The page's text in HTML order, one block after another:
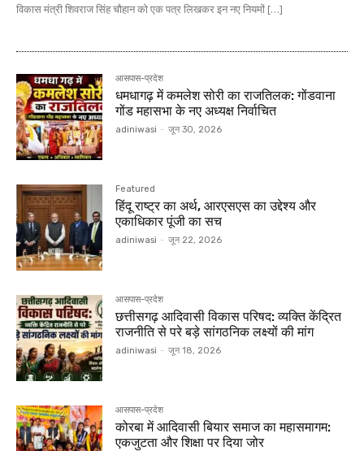
विकास मंत्री शिवराज सिंह चौहान को एक पत्र लिखकर इन नए नियमों […]
आसपास-प्रदेश
धमधागढ़ में कमलेश सोरी का राजतिलक: गोंडवाना
गोंड महासभा के नए अध्यक्ष निर्वाचित
adiniwasi - जून 30, 2026
Featured
हिंदू राष्ट्र का अर्थ, आरएसएस का उद्देश्य और
एकाधिकार पूंजी का सच
adiniwasi - जून 22, 2026
आसपास-प्रदेश
छत्तीसगढ़ आदिवासी विकास परिषद: व्यक्ति केंद्रित
राजनीति से परे बड़े सांगठनिक लक्ष्यों की मांग
adiniwasi - जून 18, 2026
आसपास-प्रदेश
कोरबा में आदिवासी बियार समाज का महासमागम:
एकजुटता और शिक्षा पर दिया जोर